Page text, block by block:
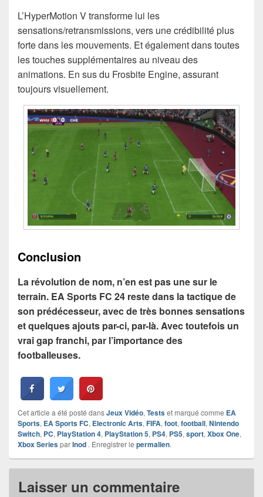
L’HyperMotion V transforme lui les
sensations/retransmissions, vers une crédibilité plus
forte dans les mouvements. Et également dans toutes
les touches supplémentaires au niveau des
animations. En sus du Frosbite Engine, assurant
toujours visuellement.
Conclusion
La révolution de nom, n’en est pas une sur le
terrain. EA Sports FC 24 reste dans la tactique de
son prédécesseur, avec de très bonnes sensations
et quelques ajouts par-ci, par-là. Avec toutefois un
vrai gap franchi, par l’importance des
footballeuses.
Cet article a été posté dansJeux Vidéo, Testset marqué comme EA
Sports, EA Sports FC, Electronic Arts, FIFA, foot, football, Nintendo
Switch, PC, PlayStation 4, PlayStation 5, PS4, PS5, sport, Xbox One,
Xbox SeriesparInod . Enregistrer le permalien.
Laisser un commentaire